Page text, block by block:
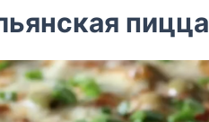
пицца